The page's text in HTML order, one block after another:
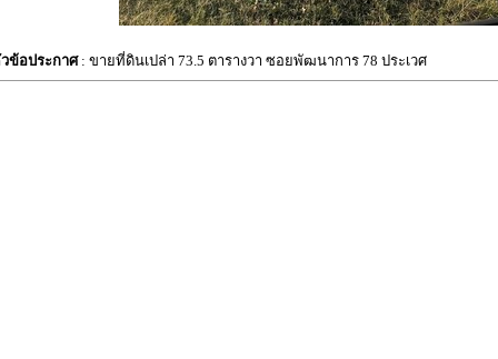
ข้อประกาศ: ขายที่ดินเปล่า 73.5 ตารางวา ซอยพัฒนาการ 78 ประเวศ